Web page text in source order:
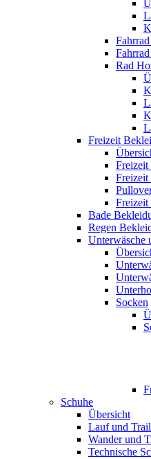
Rad
Freizeit
Freizeit
Freizeit
Freizeit
Bade
Regen
Unterwäsche
Socken
Schuhe
Übersicht
Lauf und
Wander und
Technische